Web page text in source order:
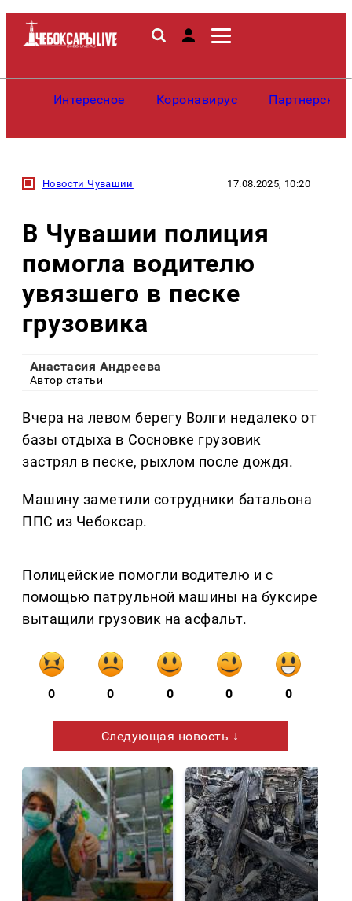
Интересное Коронавирус
Новости Чувашии 17.08.2025, 10:20
В Чувашии полиция
помогла водителю
увязшего в песке
грузовика
Анастасия Андреева
Автор статьи
Вчера на левом берегу Волги недалеко от
базы отдыха в Сосновке грузовик
застрял в песке, рыхлом после дождя.
Машину заметили сотрудники батальона
ППС из Чебоксар.
Полицейские помогли водителю и с
помощью патрульной машины на буксире
вытащили грузовик на асфальт.
0 0 0 0 0
Следующая новость ↓